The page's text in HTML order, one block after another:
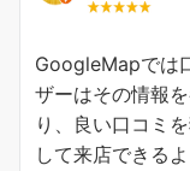
GoogleMapでは
ザーはその情報
り、良い口コミ
して来店できる